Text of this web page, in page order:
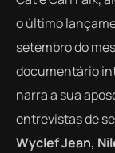
o último
setembro do
documentário
narra a sua
entrevistas de
Wyclef Jean,